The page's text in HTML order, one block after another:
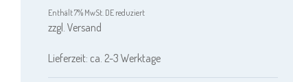
Preis
58,00 €52,00 €.
Enthält 7% MwSt. DE reduziert
zzgl. Versand
Lieferzeit: ca. 2-3 Werktage